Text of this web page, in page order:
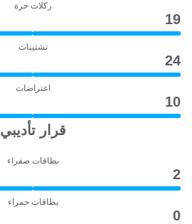
ركلات حرة
19
تشتيتات
24
اعتراضات
10
قرار تأديبي
بطاقات صفراء
2
بطاقات حمراء
0